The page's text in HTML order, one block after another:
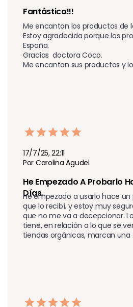
Fantástico!!!
Me encantan los productos de
Estoy agradecida porque los
España.
Gracias  doctora Coco.
17/7/25, 22:11
Por Carolina Agudel
He Empezado A Probarlo
Días.
He empezado a usarlo hace un
que lo recibí, y estoy muy
que no me va a decepcionar.
tiene, en relación a lo que se
tiendas orgánicas, marcan una